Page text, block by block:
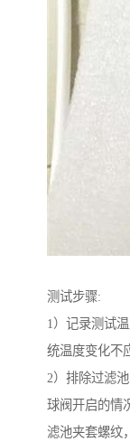
测试步骤:
1）记录测试
统温度变化不
2）排除过滤
球阀开启的情
滤池夹套螺纹